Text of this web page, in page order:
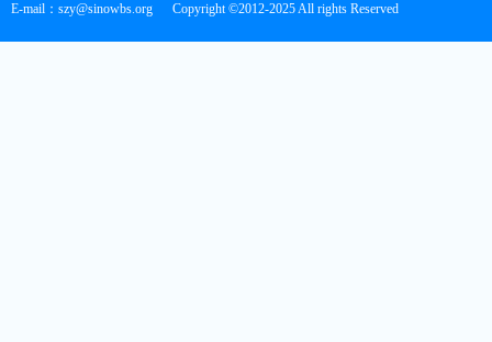
E-mail：szy@sinowbs.org Copyright ©2012-2025 All rights Reserved